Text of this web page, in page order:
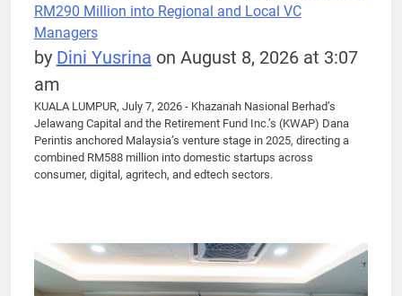
RM290 Million into Regional and Local VC
Managers
by Dini Yusrina on August 8, 2026 at 3:07
am
KUALA LUMPUR, July 7, 2026 - Khazanah Nasional Berhad’s
Jelawang Capital and the Retirement Fund Inc.’s (KWAP) Dana
Perintis anchored Malaysia’s venture stage in 2025, directing a
combined RM588 million into domestic startups across
consumer, digital, agritech, and edtech sectors.